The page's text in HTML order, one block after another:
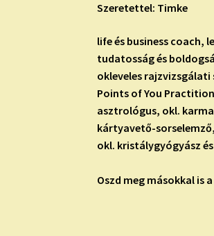
Szeretettel: Timke
life és business coach,
tudatosság és
okleveles rajzvizsgálati
Points of You
asztrológus, okl.
kártyavető-
okl. kristálygyógyász
Oszd meg másokkal is